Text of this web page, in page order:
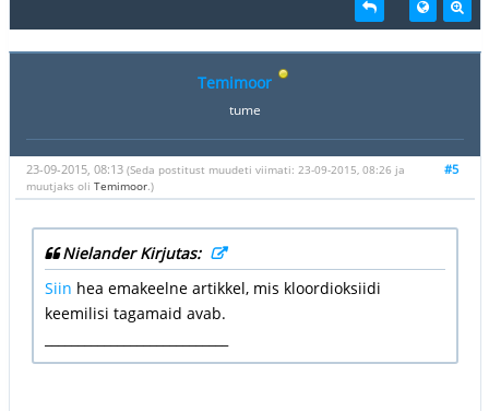
Temimoor
tume
#5
23-09-2015, 08:13 (Seda postitust muudeti viimati: 23-09-2015, 08:26 ja
muutjaks oli Temimoor.)
Nielander Kirjutas:
Siin hea emakeelne artikkel, mis kloordioksiidi
keemilisi tagamaid avab.